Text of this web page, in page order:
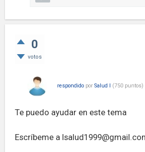
0
votos
respondido por Salud I (750 puntos)
Te puedo ayudar en este tema
Escríbeme a